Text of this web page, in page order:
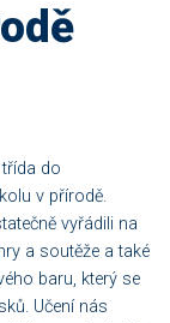
do
v přírodě.
vyřádili na
a soutěže a také
baru, který se
Učení nás